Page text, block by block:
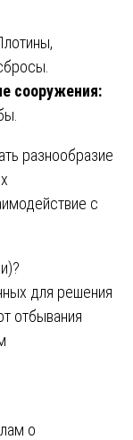
сооружения:
разнообразие
с
для решения
отбывания
о